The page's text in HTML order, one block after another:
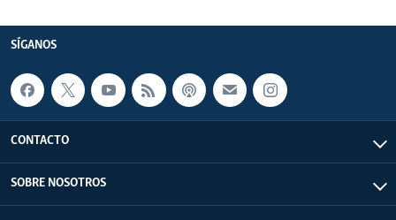
SÍGANOS
CONTACTO
SOBRE NOSOTROS